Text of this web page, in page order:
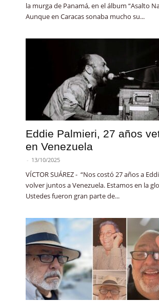
la murga de Panamá, en el álbum “Asalto
Aunque en Caracas sonaba mucho su...
Eddie Palmieri, 27 años
en Venezuela
- 13/10/2025
VÍCTOR SUÁREZ - “Nos costó 27 años a
volver juntos a Venezuela. Estamos en la
Ustedes fueron gran parte de...